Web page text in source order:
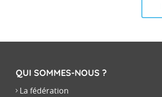
QUI SOMMES-NOUS ?
La fédération